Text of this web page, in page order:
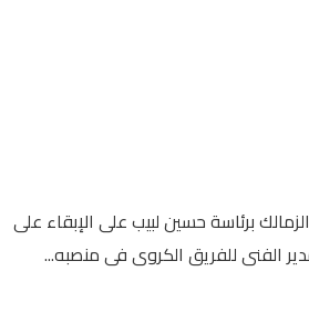
برئاسة حسين لبيب على الإبقاء على
الفنى للفريق الكروى فى منصبه...